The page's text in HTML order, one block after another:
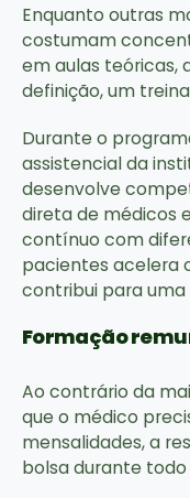
Enquanto outras
costumam
em aulas teóricas,
definição, um
Durante o
assistencial da
desenvolve
direta de médicos
contínuo com
pacientes acelera
contribui para
Formação
Ao contrário da
que o médico
mensalidades, a
bolsa durante